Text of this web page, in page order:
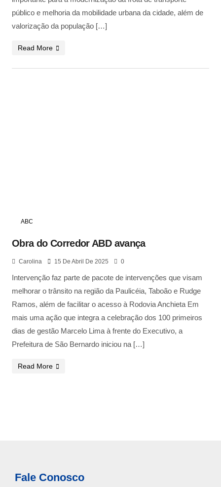
público e melhoria da mobilidade urbana da cidade, além de
valorização da população […]
Read More
ABC
Obra do Corredor ABD avança
Carolina 15 De Abril De 2025 0
Intervenção faz parte de pacote de intervenções que visam
melhorar o trânsito na região da Paulicéia, Taboão e Rudge
Ramos, além de facilitar o acesso à Rodovia Anchieta Em
mais uma ação que integra a celebração dos 100 primeiros
dias de gestão Marcelo Lima à frente do Executivo, a
Prefeitura de São Bernardo iniciou na […]
Read More
Fale Conosco